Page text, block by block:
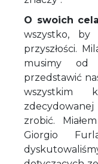
O swoich
wszystko,
przyszłości.
musimy od
przedstawić
wszystkim
zrobić.
Giorgio